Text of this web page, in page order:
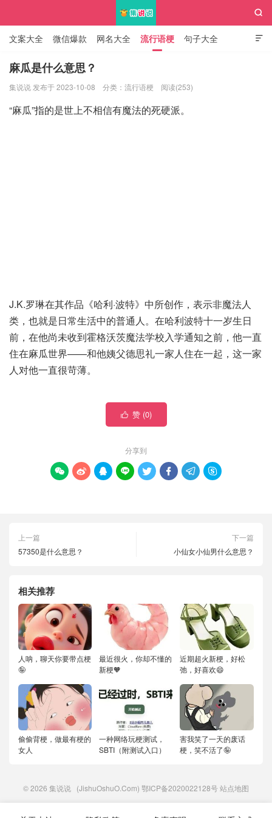

文案大全 微信爆款 网名大全 流行语梗 句子大全
知识大全

麻瓜是什么意思？
集说说 发布于 2023-10-08 分类： 流行语梗 阅读(253)
“麻瓜”指的是世上不相信有魔法的死硬派。
J.K.罗琳在其作品《哈利·波特》中所创作，表示非魔法人
类，也就是日常生活中的普通人。在哈利波特十一岁生日
前，在他尚未收到霍格沃茨魔法学校入学通知之前，他一直
住在麻瓜世界——和他姨父德思礼一家人住在一起，这一家
人对他一直很苛薄。
 赞 (0)
分享到
       
上一篇
57350是什么意思？
下一篇
小仙女小仙男什么意思？
相关推荐
人呐，聊天你要带点梗
🤪
最近很火，你却不懂的
新梗🧡
近期超火新梗，好松
弛，好喜欢😄
偷偷背梗，做最有梗的
女人
一种网络玩梗测试，
SBTI（附测试入口）
害我笑了一天的废话
梗，笑不活了🤪
© 2026 集说说 (JishuOshuO.Com) 鄂ICP备2020022128号站点地图